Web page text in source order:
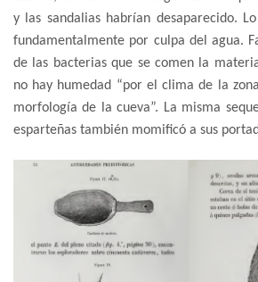
y las sandalias habrían desaparecido.
fundamentalmente por culpa del agua.
de las bacterias que se comen la
no hay humedad “por el clima de la
morfología de la cueva”. La misma
esparteñas también momificó a sus